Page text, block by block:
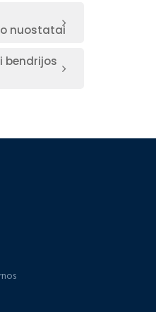
nuostatai
bendrijos